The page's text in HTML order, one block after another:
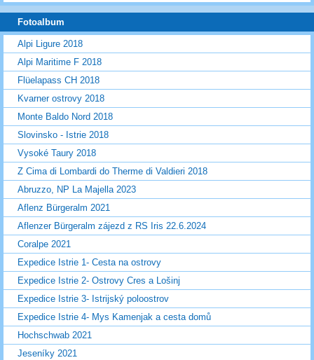
Fotoalbum
Alpi Ligure 2018
Alpi Maritime F 2018
Flüelapass CH 2018
Kvarner ostrovy 2018
Monte Baldo Nord 2018
Slovinsko - Istrie 2018
Vysoké Taury 2018
Z Cima di Lombardi do Therme di Valdieri 2018
Abruzzo, NP La Majella 2023
Aflenz Bürgeralm 2021
Aflenzer Bürgeralm zájezd z RS Iris 22.6.2024
Coralpe 2021
Expedice Istrie 1- Cesta na ostrovy
Expedice Istrie 2- Ostrovy Cres a Lošinj
Expedice Istrie 3- Istrijský poloostrov
Expedice Istrie 4- Mys Kamenjak a cesta domů
Hochschwab 2021
Jeseníky 2021